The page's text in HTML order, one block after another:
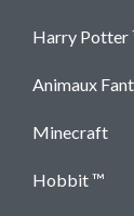
Harry Potter
Animaux
Minecraft
Hobbit ™